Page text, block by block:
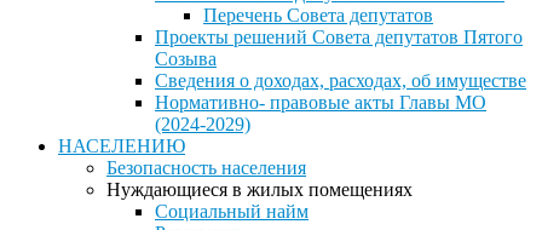
Перечень Совета депутатов
Проекты решений Совета депутатов Пятого
Созыва
Сведения о доходах, расходах, об имуществе
Нормативно- правовые акты Главы МО
(2024-2029)
НАСЕЛЕНИЮ
Безопасность населения
Нуждающиеся в жилых помещениях
Социальный найм